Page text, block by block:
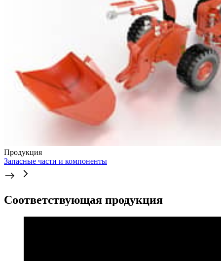
Продукция
Запасные части и компоненты
Соответствующая продукция